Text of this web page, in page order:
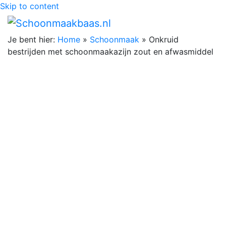
Skip to content
Je bent hier: Home » Schoonmaak » Onkruid
bestrijden met schoonmaakazijn zout en afwasmiddel